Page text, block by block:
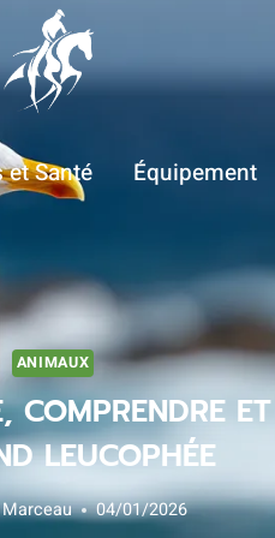
et Santé Équipement
ANIMAUX
LEUCOPHÉE
04/01/2026